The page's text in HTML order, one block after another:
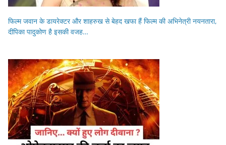
फिल्म जवान के डायरेक्टर और शाहरुख से बेहद खफा हैं फिल्म की अभिनेत्री नयनतारा,
दीपिका पादुकोण है इसकी वजह…